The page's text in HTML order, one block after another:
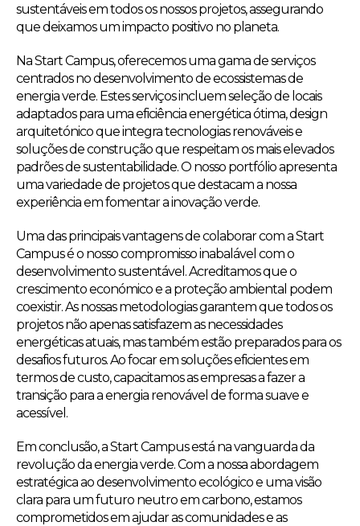
sustentáveis em todos os nossos projetos, assegurando
que deixamos um impacto positivo no planeta.
Na Start Campus, oferecemos uma gama de serviços
centrados no desenvolvimento de ecossistemas de
energia verde. Estes serviços incluem seleção de locais
adaptados para uma eficiência energética ótima, design
arquitetónico que integra tecnologias renováveis e
soluções de construção que respeitam os mais elevados
padrões de sustentabilidade. O nosso portfólio apresenta
uma variedade de projetos que destacam a nossa
experiência em fomentar a inovação verde.
Uma das principais vantagens de colaborar com a Start
Campus é o nosso compromisso inabalável com o
desenvolvimento sustentável. Acreditamos que o
crescimento económico e a proteção ambiental podem
coexistir. As nossas metodologias garantem que todos os
projetos não apenas satisfazem as necessidades
energéticas atuais, mas também estão preparados para os
desafios futuros. Ao focar em soluções eficientes em
termos de custo, capacitamos as empresas a fazer a
transição para a energia renovável de forma suave e
acessível.
Em conclusão, a Start Campus está na vanguarda da
revolução da energia verde. Com a nossa abordagem
estratégica ao desenvolvimento ecológico e uma visão
clara para um futuro neutro em carbono, estamos
comprometidos em ajudar as comunidades e as